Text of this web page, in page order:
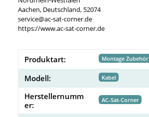
Aachen, Deutschland, 52074
service@ac-sat-corner.de
https://www.ac-sat-corner.de
Produktart: Montage Zubehör
Modell: Kabel
Herstellernumm
er:
AC-Sat-Corner